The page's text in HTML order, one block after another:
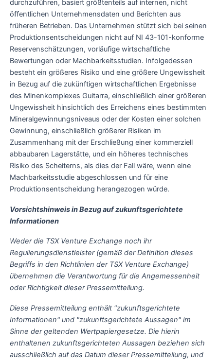
durchzuführen, basiert größtenteils auf internen, nicht
öffentlichen Unternehmensdaten und Berichten aus
früheren Betrieben. Das Unternehmen stützt sich bei seinen
Produktionsentscheidungen nicht auf NI 43-101-konforme
Reservenschätzungen, vorläufige wirtschaftliche
Bewertungen oder Machbarkeitsstudien. Infolgedessen
besteht ein größeres Risiko und eine größere Ungewissheit
in Bezug auf die zukünftigen wirtschaftlichen Ergebnisse
des Minenkomplexes Guitarra, einschließlich einer größeren
Ungewissheit hinsichtlich des Erreichens eines bestimmten
Mineralgewinnungsniveaus oder der Kosten einer solchen
Gewinnung, einschließlich größerer Risiken im
Zusammenhang mit der Erschließung einer kommerziell
abbaubaren Lagerstätte, und ein höheres technisches
Risiko des Scheiterns, als dies der Fall wäre, wenn eine
Machbarkeitsstudie abgeschlossen und für eine
Produktionsentscheidung herangezogen würde.
Vorsichtshinweis in Bezug auf zukunftsgerichtete
Informationen
Weder die TSX Venture Exchange noch ihr
Regulierungsdienstleister (gemäß der Definition dieses
Begriffs in den Richtlinien der TSX Venture Exchange)
übernehmen die Verantwortung für die Angemessenheit
oder Richtigkeit dieser Pressemitteilung.
Diese Pressemitteilung enthält "zukunftsgerichtete
Informationen" und "zukunftsgerichtete Aussagen" im
Sinne der geltenden Wertpapiergesetze. Die hierin
enthaltenen zukunftsgerichteten Aussagen beziehen sich
ausschließlich auf das Datum dieser Pressemitteilung, und